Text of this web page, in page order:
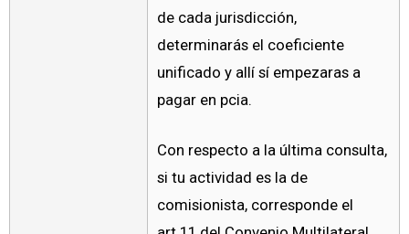
de cada jurisdicción,
determinarás el coeficiente
unificado y allí sí empezaras a
pagar en pcia.
Con respecto a la última consulta,
si tu actividad es la de
comisionista, corresponde el